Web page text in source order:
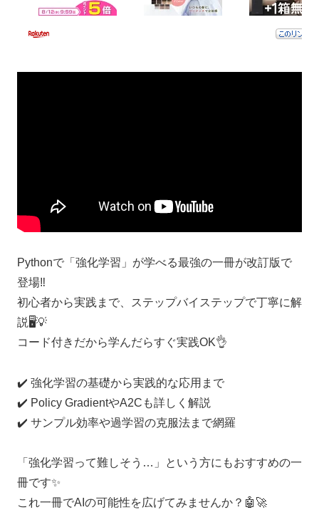
Pythonで「強化学習」が学べる最強の一冊が改訂版で
登場‼️
初心者から実践まで、ステップバイステップで丁寧に解
説🖥️💡
コード付きだから学んだらすぐ実践OK👌
✔️ 強化学習の基礎から実践的な応用まで
✔️ Policy GradientやA2Cも詳しく解説
✔️ サンプル効率や過学習の克服法まで網羅
「強化学習って難しそう…」という方にもおすすめの一
冊です✨
これ一冊でAIの可能性を広げてみませんか？🤖🚀